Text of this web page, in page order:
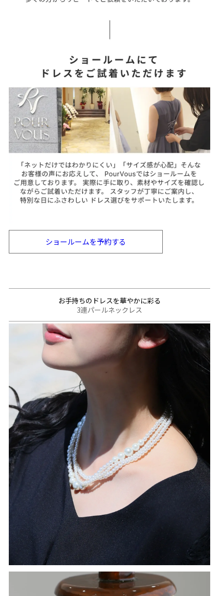
ショールームを予約する
お手持ちのドレスを華やかに彩る
3連パールネックレス